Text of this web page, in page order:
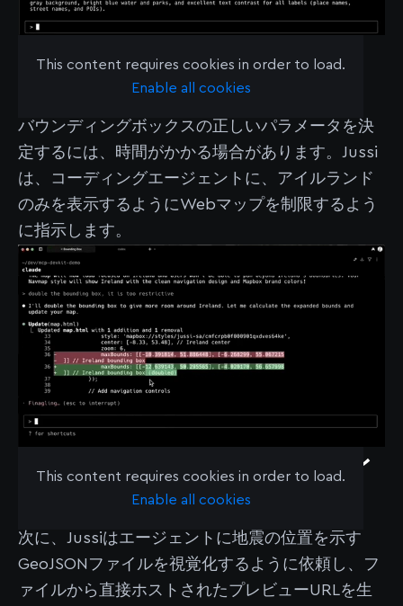
This content requires cookies in order to load.
Enable all cookies
バウンディングボックスの正しいパラメータを決
定するには、時間がかかる場合があります。Jussi
は、コーディングエージェントに、アイルランド
のみを表示するようにWebマップを制限するよう
に指示します。
This content requires cookies in order to load.
Enable all cookies
デモ5：GeoJSONデータのプレ
次に、Jussiはエージェントに地震の位置を示す
GeoJSONファイルを視覚化するように依頼し、フ
ァイルから直接ホストされたプレビューURLを生